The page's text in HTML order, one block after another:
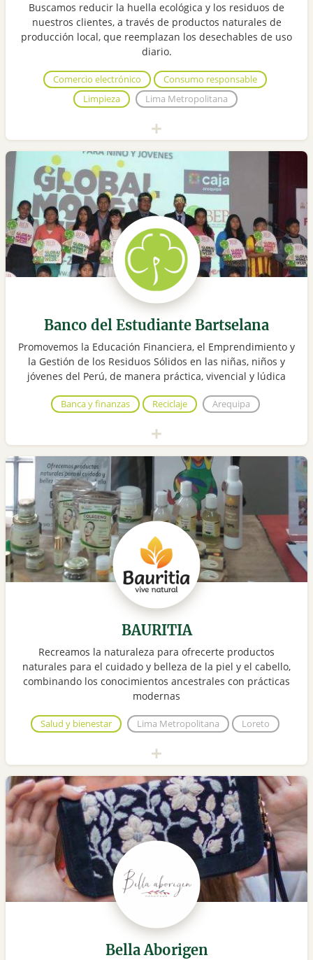
Buscamos reducir la huella ecológica y los residuos de
nuestros clientes, a través de productos naturales de
producción local, que reemplazan los desechables de uso
diario.
Comercio electrónico
Consumo responsable
Limpieza
Lima Metropolitana
Banco del Estudiante Bartselana
Promovemos la Educación Financiera, el Emprendimiento y
la Gestión de los Residuos Sólidos en las niñas, niños y
jóvenes del Perú, de manera práctica, vivencial y lúdica
Banca y finanzas Reciclaje Arequipa
BAURITIA
Recreamos la naturaleza para ofrecerte productos
naturales para el cuidado y belleza de la piel y el cabello,
combinando los conocimientos ancestrales con prácticas
modernas
Salud y bienestar Lima Metropolitana Loreto
Bella Aborigen